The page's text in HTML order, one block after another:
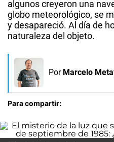
algunos creyeron una
globo meteorológico, se
y desapareció. Al día de
naturaleza del objeto.
Por Marcelo
Para compartir: